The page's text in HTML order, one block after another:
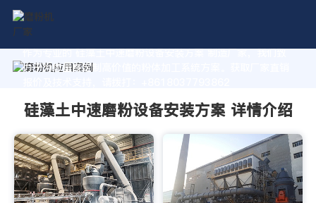
作为专业的 硅藻土中速磨粉设备安装方案 制造厂家，我们致
力于为您量身定制高价值的粉体加工系统方案。获取厂家直销
硅藻土中速磨粉设备安装方案 详情介绍